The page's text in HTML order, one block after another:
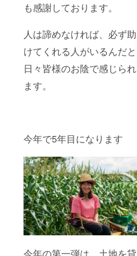
も感謝しております。
人は諦めなければ、必ず助
けてくれる人がいるんだと
日々皆様のお陰で感じられ
ます。
今年で5年目になります
今年の第一弾は、土地を貸